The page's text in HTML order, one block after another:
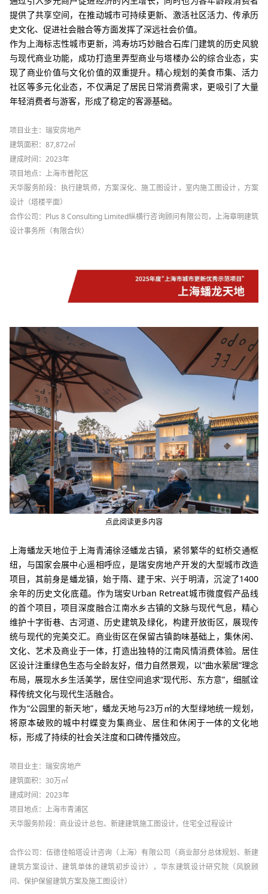
提供了共享空间，在推动城市可持续更新、激活社区活力、传承历
史文化、促进社会融合等方面发挥了深远社会价值。
作为上海标志性城市更新，鸿寿坊巧妙融合石库门建筑的历史风貌
与现代商业功能，成功打造里弄型商业与塔楼办公的综合业态，实
现了商业价值与文化价值的双重提升。精心规划的美食市集、活力
社区等多元化业态，不仅满足了居民日常消费需求，更吸引了大量
年轻消费者与游客，形成了稳定的客源基础。
项目业主： 瑞安房地产
建筑面积： 87,872㎡
建成时间：2023年
项目地点：上海市普陀区
天华服务阶段：执行建筑师，方案深化、施工图设计，室内施工图设计，方案
设计（塔楼平面）
合作公司：Plus 8 Consulting Limited纵横行咨询顾问有限公司，上海章明建筑
设计事务所（有限合伙）
点此阅读更多内容
上海蟠龙天地位于上海青浦徐泾蟠龙古镇，紧邻繁华的虹桥交通枢
纽，与国家会展中心遥相呼应，是瑞安房地产开发的大型城市改造
项目，其前身是蟠龙镇，始于隋、建于宋、兴于明清，沉淀了1400
余年的历史文化底蕴。作为瑞安Urban Retreat城市微度假产品线
的首个项目，项目深度融合江南水乡古镇的文脉与现代气息，精心
维护十字街巷、古河道、历史建筑及绿化，构建开放街区，展现传
统与现代的完美交汇。商业街区在保留古镇韵味基础上，集休闲、
文化、艺术及商业于一体，打造出独特的江南风情消费体验。居住
区设计注重绿色生态与全龄友好，借力自然景观，以“曲水萦居”理念
布局，展现水乡生活美学，居住空间追求“现代形、东方意”，细腻诠
释传统文化与现代生活融合。
作为“公园里的新天地”，蟠龙天地与23万㎡的大型绿地统一规划，
将原本破败的城中村蝶变为集商业、居住和休闲于一体的文化地
标，形成了持续的社会关注度和口碑传播效应。
项目业主：瑞安房地产
建筑面积：30万㎡
建成时间：2023年
项目地点：上海市青浦区
天华服务阶段：商业设计总包、新建建筑施工图设计，住宅全过程设计
合作公司：伍德佳帕塔设计咨询（上海）有限公司（商业部分总体规划、新建
建筑方案设计、建筑单体的建筑初步设计），华东建筑设计研究院（风貌顾
问、保护保留建筑方案及施工图设计）